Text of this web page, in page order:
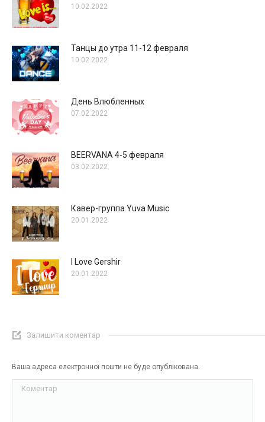
10.02.2022
Танцы до утра 11-12 февраля
10.02.2022
День Влюбленных
07.02.2022
BEERVANA 4-5 февраля
03.02.2022
Кавер-группа Yuva Music
20.01.2022
I Love Gershir
20.01.2022
Залишити коментар
Ваша адреса електронної пошти не буде опублікована.
Коментар